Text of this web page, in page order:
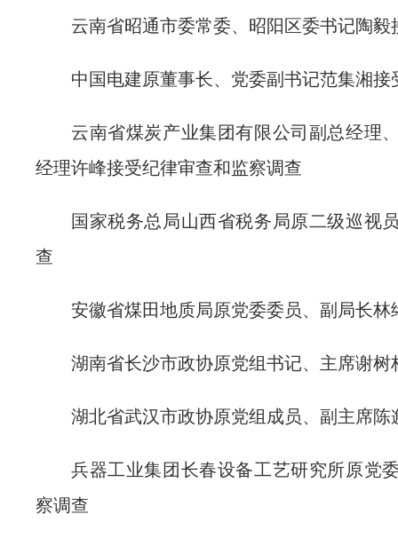
云南省昭通市委常委、昭阳区委书记陶
中国电建原董事长、党委副书记范集湘
云南省煤炭产业集团有限公司副总经理
经理许峰接受纪律审查和监察调查
国家税务总局山西省税务局原二级巡视
查
安徽省煤田地质局原党委委员、副局长
湖南省长沙市政协原党组书记、主席谢
湖北省武汉市政协原党组成员、副主席
兵器工业集团长春设备工艺研究所原党
察调查